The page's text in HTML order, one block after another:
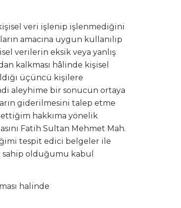
veri işlenip işlenmediğini
amacına uygun kullanılıp
verilerin eksik veya yanlış
kalkması hâlinde kişisel
üçüncü kişilere
aleyhime bir sonucun ortaya
giderilmesini talep etme
hakkıma yönelik
Fatih Sultan Mehmet Mah.
tespit edici belgeler ile
olduğumu kabul
halinde